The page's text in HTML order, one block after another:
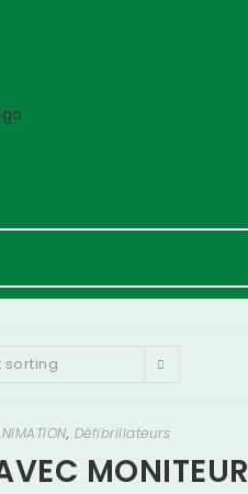
sorting
, Défibrillateurs
MONITEUR